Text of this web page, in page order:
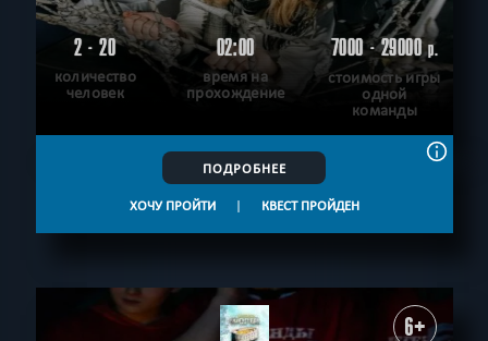
2 - 20
количество
человек
02:00
время на
прохождение
7000 - 29000р.
стоимость игры
одной
команды
ПОДРОБНЕЕ
ХОЧУ ПРОЙТИ | КВЕСТ ПРОЙДЕН
6+